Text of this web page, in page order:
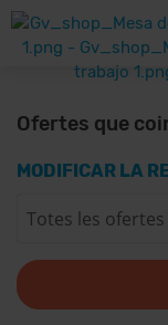
Ofertes que
MODIFICAR LA